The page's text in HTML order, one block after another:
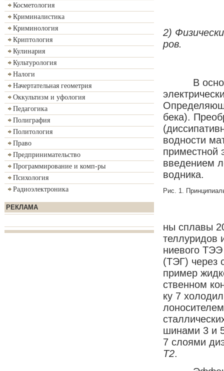
Косметология
Криминалистика
Криминология
Криптология
Кулинария
Культурология
Налоги
Начертательная геометрия
Оккультизм и уфология
Педагогика
Полиграфия
Политология
Право
Предпринимательство
Программирование и комп-ры
Психология
Радиоэлектроника
РЕКЛАМА
2)
ров.
В ос­но­ве
бе­ка).
вод­но­сти
при­ме­ст­ной
вве­де­ни­ем
вод­ни­ка.
Рис. 1 .
ны спла­вы
тел­лу­ри­дов
ние­во­го
(ТЭГ) че­рез
при­мер
ст­вен­ном
ку 7
ши­на­ми 3 и
7 слоя­ми
Т2.